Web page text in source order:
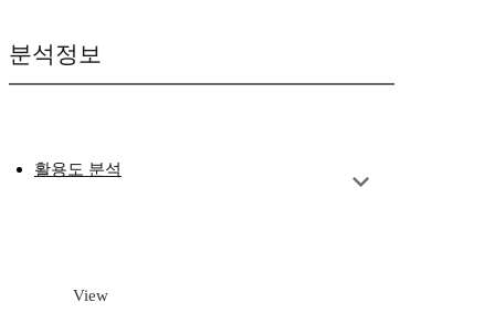
분석정보
활용도 분석
View